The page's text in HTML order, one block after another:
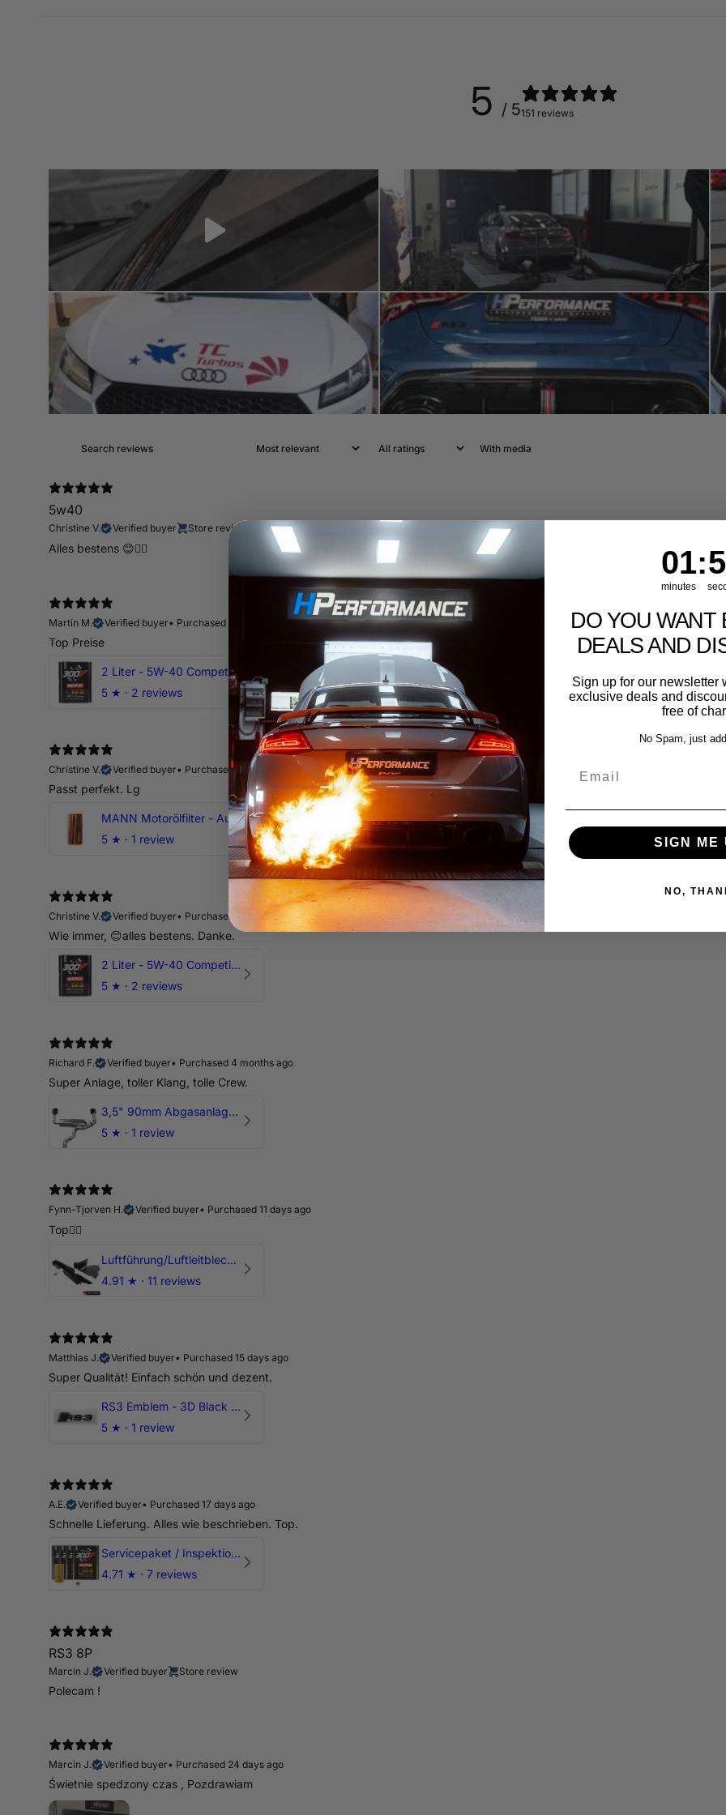
5 / 5151 reviews
With media
5w40
Christine V. Verified buyer Store review
Alles bestens 😊👍🏻
Martin M.
Verified buyer• Purchased 10 days ago
Top Preise
2 Liter - 5W-40 Competition 300V Motul Motoröl
5 ★ · 2 reviews
Christine V.
Verified buyer• Purchased 13 days ago
Passt perfekt. Lg
MANN Motorölfilter - Audi RS3 TTRS RSQ3 VZ5 - DAZ DNW
5 ★ · 1 review
Christine V.
Verified buyer• Purchased 13 days ago
Wie immer, 😊alles bestens. Danke.
2 Liter - 5W-40 Competition 300V Motul Motoröl
5 ★ · 2 reviews
Richard F.
Verified buyer• Purchased 4 months ago
Super Anlage, toller Klang, tolle Crew.
3,5" 90mm Abgasanlage AUDI RSQ3 DNWA 2.5 TFSI
5 ★ · 1 review
Fynn-Tjorven H.
Verified buyer• Purchased 11 days ago
Top👍🏼
Luftführung/Luftleitblech 5" 125mm offene Ansaugung HPerformance
4.91 ★ · 11 reviews
Matthias J.
Verified buyer• Purchased 15 days ago
Super Qualität! Einfach schön und dezent.
RS3 Emblem - 3D Black Edition - Schwarz/Schwarz Logo Modellschriftzug
5 ★ · 1 review
A.E.
Verified buyer• Purchased 17 days ago
Schnelle Lieferung. Alles wie beschrieben. Top.
Servicepaket / Inspektionspaket 1 mit Motul 300V 5W40 - 5W50 für alle 2.5 TFSI Modelle
4.71 ★ · 7 reviews
RS3 8P
Marcin J. Verified buyer Store review
Polecam !
Marcin J.
Verified buyer• Purchased 24 days ago
Świetnie spedzony czas , Pozdrawiam
1
01
minutes
: 54
DO YOU WANT
DEALS AND
Sign up for our newsletter
exclusive deals and
free of
No Spam, just
SIGN ME
NO,